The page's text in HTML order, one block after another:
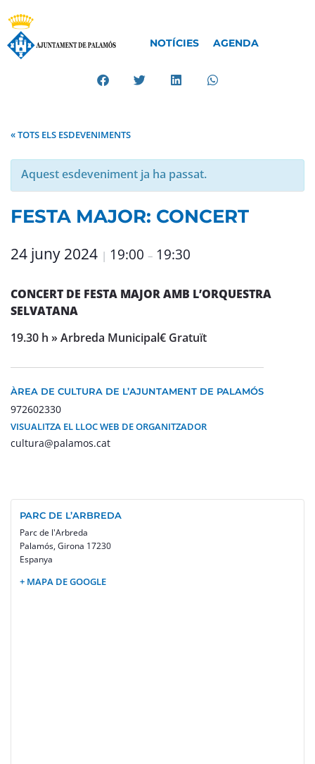
NOTÍCIES AGENDA
« TOTS ELS ESDEVENIMENTS
Aquest esdeveniment ja ha passat.
FESTA MAJOR: CONCERT
24 juny 2024 | 19:00 – 19:30
CONCERT DE FESTA MAJOR AMB L’ORQUESTRA
SELVATANA
19.30 h » Arbreda Municipal€ Gratuït
ÀREA DE CULTURA DE L’AJUNTAMENT DE PALAMÓS
972602330
VISUALITZA EL LLOC WEB DE ORGANITZADOR
cultura@palamos.cat
PARC DE L’ARBREDA
Parc de l'Arbreda
Palamós,Girona 17230
Espanya
+ MAPA DE GOOGLE